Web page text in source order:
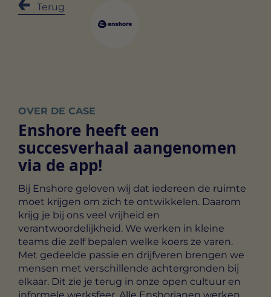
Terug
OVER DE CASE
Enshore heeft een
succesverhaal aangenomen
via de app!
Bij Enshore geloven wij dat iedereen de ruimte
moet krijgen om zich te ontwikkelen. Daarom
krijg je bij ons veel vrijheid en
verantwoordelijkheid. We werken in kleine
teams die zelf bepalen welke koers ze varen.
Met gedeelde passie en drijfveren brengen we
mensen met verschillende achtergronden bij
elkaar. Dit zie je terug in onze open cultuur en
informele werksfeer. Alle Enshorianen werken